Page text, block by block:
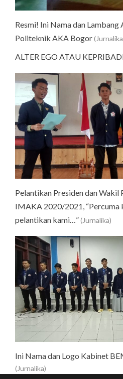
Resmi! Ini Nama dan
Politeknik AKA Bogor
ALTER EGO ATAU
Pelantikan Presiden dan Wakil
IMAKA 2020/2021, “Percuma
pelantikan kami…”(Jurnalika)
Ini Nama dan Logo Kabinet
(Jurnalika)